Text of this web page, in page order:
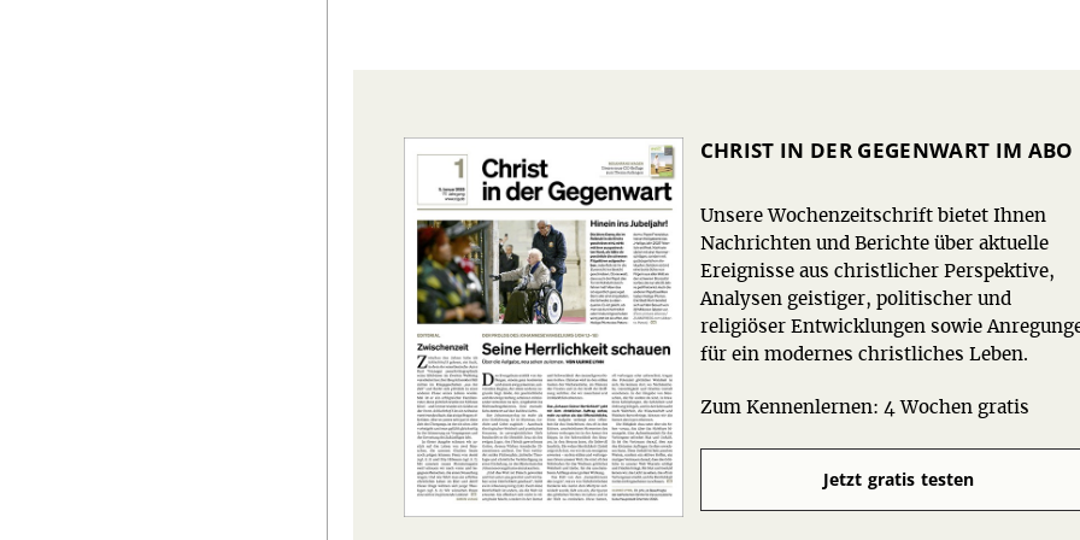
CHRIST IN DER GEGENWART IM ABO
Unsere Wochenzeitschrift bietet Ihnen
Nachrichten und Berichte über aktuelle
Ereignisse aus christlicher Perspektive,
Analysen geistiger, politischer und
religiöser Entwicklungen sowie
für ein modernes christliches Leben.
Zum Kennenlernen: 4 Wochen gratis
Jetzt gratis testen